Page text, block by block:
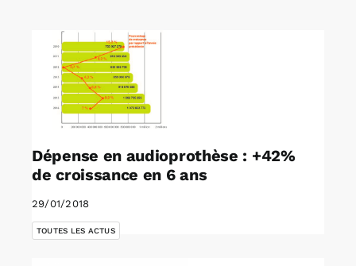
Rechercher:
Annonces emploi
Dépense en audioprothèse : +42%
de croissance en 6 ans
29/01/2018
TOUTES LES ACTUS